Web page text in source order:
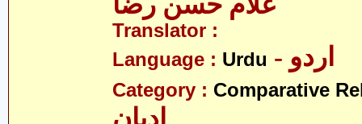
Translator :
Language : Urdu - اردو
Category : Comparative